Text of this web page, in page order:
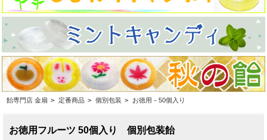
飴専門店 金扇 > 定番商品 > 個別包装 > お徳用－50個入り
お徳用フルーツ 50個入り 個別包装飴